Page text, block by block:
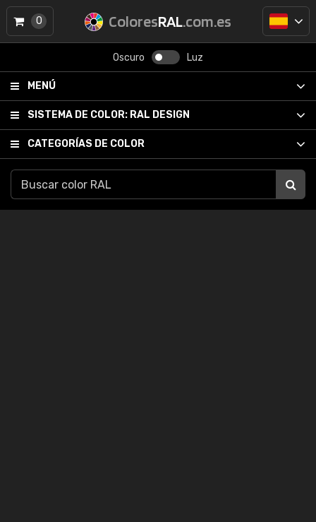
ColoresRAL.com.es
Oscuro Luz
MENÚ
SISTEMA DE COLOR: RAL DESIGN
CATEGORÍAS DE COLOR
0